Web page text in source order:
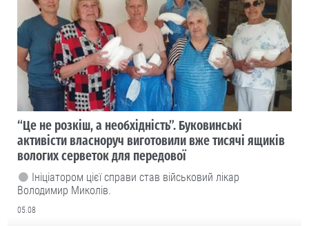
“Це не розкіш, а необхідність”. Буковинські
активісти власноруч виготовили вже тисячі ящиків
вологих серветок для передової
Ініціатором цієї справи став військовий лікар
Володимир Миколів.
05.08